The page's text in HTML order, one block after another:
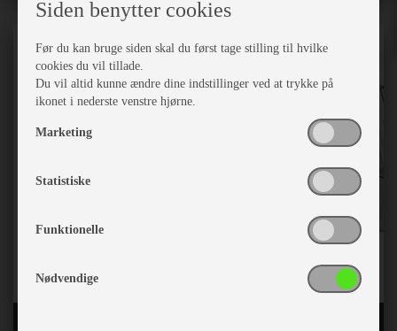
Siden benytter cookies
Før du kan bruge siden skal du først tage stilling til hvilke
cookies du vil tillade.
Du vil altid kunne ændre dine indstillinger ved at trykke på
ikonet i nederste venstre hjørne.
Marketing
Statistiske
Funktionelle
Nødvendige